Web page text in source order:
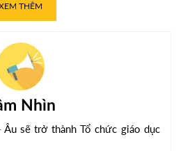
THÊM
Nhìn
sẽ trở thành Tổ chức giáo dục